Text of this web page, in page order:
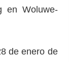
en Woluwe-
de enero de